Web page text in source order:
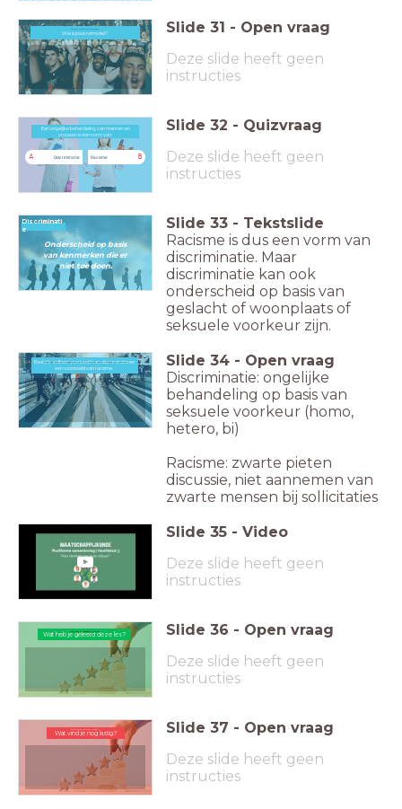
Wie is jouw rolmodel?
Wie is jouw rolmodel? Slide 31 - Open vraag
Deze slide heeft geen
instructies
Een ongelijke behandeling van mannen en vrouwen is een vorm van
Een ongelijke behandeling van mannen en
vrouwen is een vorm van:
A Discriminatie B
Racisme
Slide 32 - Quizvraag
Deze slide heeft geen
instructies
Discriminati
e
Onderscheid op basis
van kenmerken die er
niet toe doen.
Slide 33 - Tekstslide
Racisme is dus een vorm van
discriminatie. Maar
discriminatie kan ook
onderscheid op basis van
geslacht of woonplaats of
seksuele voorkeur zijn.
zelBedenk een voorbeeld van discriminatie en een voorbeeld van racisme.
Bedenk zelf een voorbeeld van discriminatie en
een voorbeeld van racisme.
Slide 34 - Open vraag
Discriminatie: ongelijke
behandeling op basis van
seksuele voorkeur (homo,
hetero, bi)
Racisme: zwarte pieten
discussie, niet aannemen van
zwarte mensen bij sollicitaties
Slide 35 - Video
Deze slide heeft geen
instructies
Wat heb je geleerd deze les?
Wat heb je geleerd deze les? Slide 36 - Open vraag
Deze slide heeft geen
instructies
Wat vind je nog lastig?
Wat vind je nog lastig? Slide 37 - Open vraag
Deze slide heeft geen
instructies